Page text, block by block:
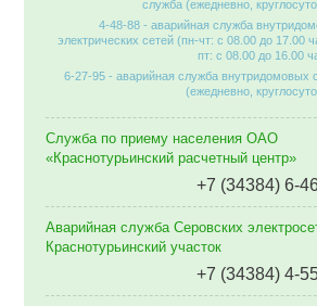
служба (ежедневно,
4-48-88 - аварийная служба
электрических сетей (пн-чт: с 08.00 до 17.00
пт: с 08.00 до 16.00
6-27-95 - аварийная служба внутридомовых
(ежедневно,
Служба по приему населения ОАО
«Краснотурьинский расчетный центр»
+7 (34384) 6-
Аварийная служба Серовских
Краснотурьинский участок
+7 (34384) 4-